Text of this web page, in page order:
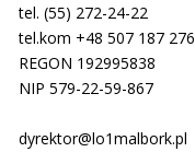
tel. (55) 272-24-22
tel.kom +48 507 187 276
REGON 192995838
NIP 579-22-59-867
dyrektor@lo1malbork.pl